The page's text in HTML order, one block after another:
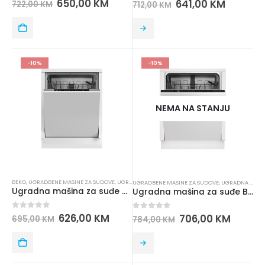
722,00KM 650,00 KM 712,00KM 641,00 KM
-10%
BEKO, UGRADBENE MASINE ZA SUDOVE, UGRADNA TEHNIKA ,UGRADNE MASINE ZA SUDOVE
Ugradna mašina za suđe BEKO DIN 34330
0 out of 5
695,00KM 626,00 KM
-10%
NEMA NA STANJU
UGRADBENE MASINE ZA SUDOVE, UGRADNA TEHNIKA
Ugradna mašina za suđe BEKO DIN 35320
0 out of 5
784,00KM 706,00 KM